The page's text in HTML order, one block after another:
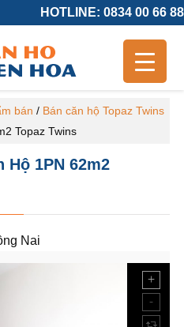
HOTLINE: 0834 00 66 88
bán / Bán căn hộ Topaz Twins
Topaz Twins
Hộ 1PN 62m2
Nai